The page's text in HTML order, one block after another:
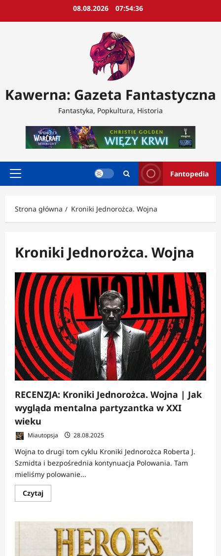
08.08.2026 07:54:38
Kawerna: Gazeta Fantastyczna
Fantastyka, Popkultura, Historia
Menu
Fantopedia
Strona główna Kroniki Jednorożca. Wojna
Kroniki Jednorożca. Wojna
RECENZJA: Kroniki Jednorożca. Wojna | Jak
wygląda mentalna partyzantka w XXI
wieku
Miautopsja 28.08.2025
Wojna to drugi tom cyklu Kroniki Jednorożca Roberta J.
Szmidta i bezpośrednia kontynuacja Polowania. Tam
mieliśmy polowanie...
CzytajDowiedz
się
RECENZJA:
Kroniki
Jednorożca.
Wojna